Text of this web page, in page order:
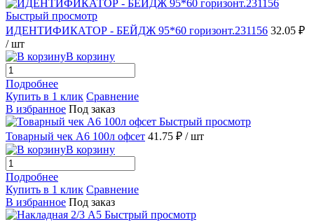
Быстрый просмотр
ИДЕНТИФИКАТОР - БЕЙДЖ 95*60 горизонт.231156 32.05 ₽
/ шт
В корзину
Подробнее
Купить в 1 клик Сравнение
В избранное Под заказ
Быстрый просмотр
Товарный чек А6 100л офсет 41.75 ₽ / шт
В корзину
Подробнее
Купить в 1 клик Сравнение
В избранное Под заказ
Быстрый просмотр